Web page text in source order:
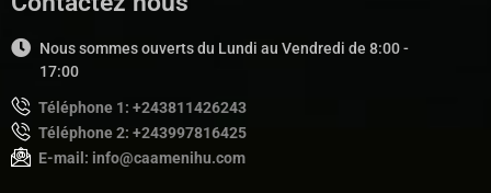
Nous sommes ouverts du Lundi au Vendredi de 8:00 -
17:00
Téléphone 1: +243811426243
Téléphone 2: +243997816425
E-mail: info@caamenihu.com